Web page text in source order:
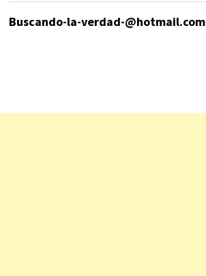
Buscando-la-verdad-@hotmail.com